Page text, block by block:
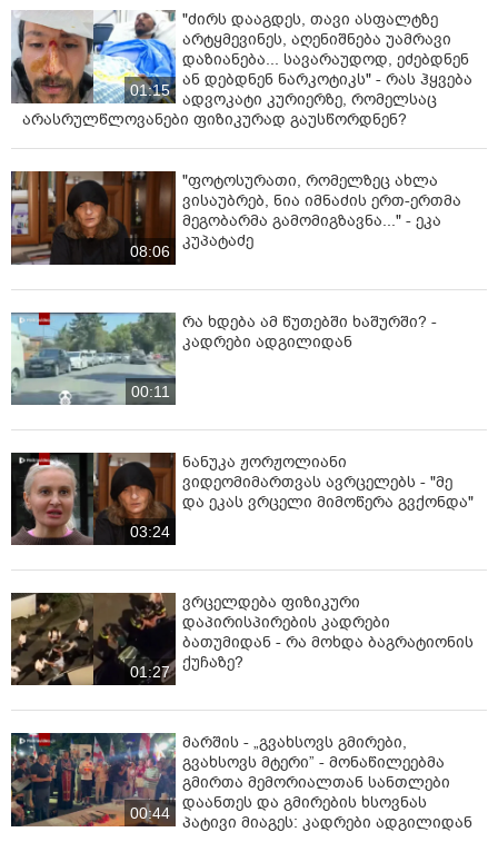
ვიდრე მეფედრონი. სიამოვნება ნაკლებია, ზიანი —
მეტი. როგორც ერთმა მომხმარებელმა თქვა:
“გარტყმის მეტი ვერაფერი ვიგრძენი. კლეფედრონის
მომხმარებლები რეანიმაციაში ხვდებიან მაშინ, როცა
ვითარდება:
1. ჰიპერთერმიული სინდრომი
(გადახურება)ინტენსიური ფიზიკური აქტივობა +
ვაზოკონსტრიქცია + სეროტონინერგული აგზნება
იწვევს სხეულის ტემპერატურის მკვეთრ მატებას (39–
41°C).კლინიკურად:• ცხელი, მშრალი კანი•
დაბნეულობა• თირკმლის ან ღვიძლის ფუნქციის
დაქვეითება• კრუნჩხვები• დამთავრდება
მულტიორგანული უკმარისობით, თუ დროულად არ
მოხდა ინტერვენცია.
2. კრუნჩხვები და აგზნებული დელირიუმიკათინონებმა
(განსაკუთრებით კლეფედრონმა) შეიძლება
მდგომარეობაში (Excited Delirium Syndrome)• ხშირია
ტაკიპნეა, ტაქიკარდია, ძლიერად გამოხატული
პარანოია და ძალადობრივი ქცევაეს მდგომარეობა
საფრთხის ქვეშ აყენებს როგორც პაციენტს, ასევე
3. რაბდომიოლიზი + თირკმლის მწვავე
უკმარისობაგადაჭარბებული აგზნების, ტემპერატურის
მატებისა და დეჰიდრატაციის ფონზე ვითარდება:•
4. გულ-სისხლძარღვთა კოლაფსი ან
არითმიებიკლეფედრონის ვაზოკონსტრიქტორული
ეფექტები და ნორადრენალინის ზრდა იწვევს:•
ჰიპერტენზიურ კრიზს, ტაქიარითმიას• შემდეგ — გულის
01:15
"ძირს დააგდეს, თავი ასფალტზე
არტყმევინეს, აღენიშნება უამრავი
დაზიანება... სავარაუდოდ, ეძებდნენ
ან დებდნენ ნარკოტიკს" - რას ჰყვება
ადვოკატი კურიერზე, რომელსაც
არასრულწლოვანები ფიზიკურად გაუსწორდნენ?
08:06
"ფოტოსურათი, რომელზეც ახლა
ვისაუბრებ, ნია იმნაძის ერთ-ერთმა
მეგობარმა გამომიგზავნა..." - ეკა
კუპატაძე
00:11
რა ხდება ამ წუთებში ხაშურში? -
კადრები ადგილიდან
03:24
ნანუკა ჟორჟოლიანი
ვიდეომიმართვას ავრცელებს - "მე
და ეკას ვრცელი მიმოწერა გვქონდა"
01:27
ვრცელდება ფიზიკური
დაპირისპირების კადრები
ბათუმიდან - რა მოხდა ბაგრატიონის
ქუჩაზე?
00:44
მარშის - „გვახსოვს გმირები,
გვახსოვს მტერი” - მონაწილეებმა
გმირთა მემორიალთან სანთლები
დაანთეს და გმირების ხსოვნას
პატივი მიაგეს: კადრები ადგილიდან